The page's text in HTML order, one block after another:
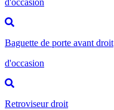
Baguette de porte avant droit
d'occasion
Retroviseur droit